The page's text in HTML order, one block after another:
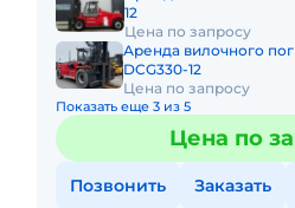
12
Цена по запросу
Аренда вилочного
DCG330-12
Цена по запросу
Показать еще 3 из 5
Цена по
Позвонить Заказать